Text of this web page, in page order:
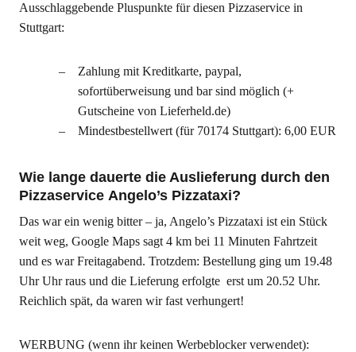
Ausschlaggebende Pluspunkte für diesen Pizzaservice in
Stuttgart:
Zahlung mit Kreditkarte, paypal,
sofortüberweisung und bar sind möglich (+
Gutscheine von Lieferheld.de)
Mindestbestellwert (für 70174 Stuttgart): 6,00 EUR
Wie lange dauerte die Auslieferung durch den
Pizzaservice Angelo’s Pizzataxi?
Das war ein wenig bitter – ja, Angelo’s Pizzataxi ist ein Stück
weit weg, Google Maps sagt 4 km bei 11 Minuten Fahrtzeit
und es war Freitagabend. Trotzdem: Bestellung ging um 19.48
Uhr Uhr raus und die Lieferung erfolgte erst um 20.52 Uhr.
Reichlich spät, da waren wir fast verhungert!
WERBUNG (wenn ihr keinen Werbeblocker verwendet):